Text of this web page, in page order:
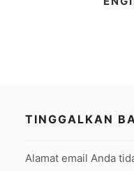
TINGGALKAN
Alamat email Anda